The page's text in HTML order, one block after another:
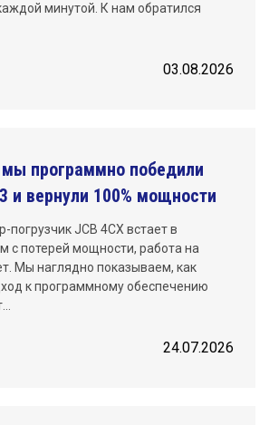
минутой. К нам обратился
03.08.2026
мы программно победили
и вернули 100% мощности
погрузчик JCB 4CX встает в
с потерей мощности, работа на
Мы наглядно показываем, как
к программному обеспечению
24.07.2026